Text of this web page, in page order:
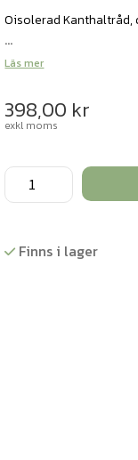
Oisolerad Kanthaltråd,
...
Läs mer
398,00 kr
exkl moms
Motståndstråd
Kanthal
mm,Finns i lager